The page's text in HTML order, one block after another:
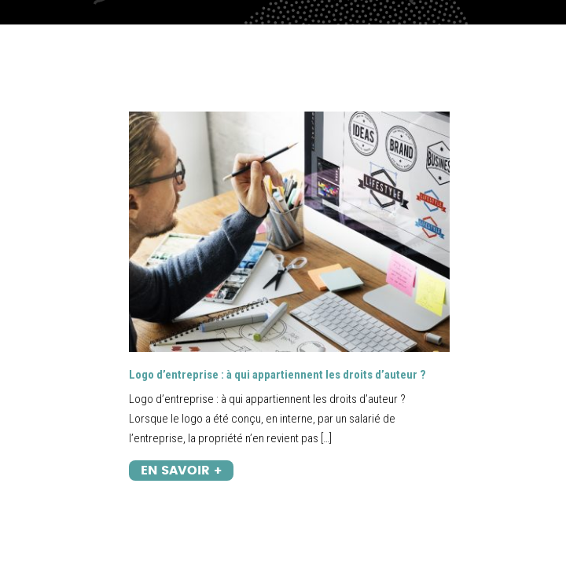
Logo d’entreprise : à qui appartiennent les droits d’auteur ?
Logo d’entreprise : à qui appartiennent les droits d’auteur ?
Lorsque le logo a été conçu, en interne, par un salarié de
l’entreprise, la propriété n’en revient pas […]
EN SAVOIR +